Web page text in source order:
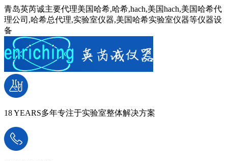
青岛英芮诚主要代理美国哈希,哈希,hach,美国hach,美国哈希代
理公司,哈希总代理,实验室仪器,美国哈希实验室仪器等仪器设
备
18 YEARS多年专注于实验室整体解决方案